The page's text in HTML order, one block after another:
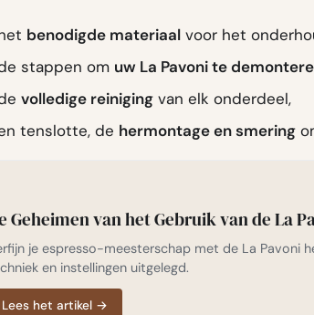
benodigde materiaal voor het
stappen om uw La Pavoni te
volledige reiniging van elk onderdeel,
tenslotte, de hermontage en smering
Geheimen van het Gebruik van de La
je espresso-meesterschap met de La Pavoni
en instellingen uitgelegd.
Lees het artikel →